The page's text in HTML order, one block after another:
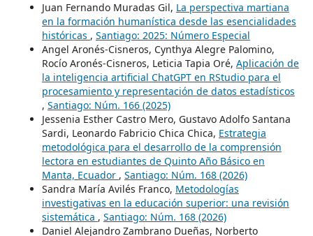
Juan Fernando Muradas Gil, La perspectiva martiana
en la formación humanística desde las esencialidades
históricas , Santiago: 2025: Número Especial
Angel Aronés-Cisneros, Cynthya Alegre Palomino,
Rocío Aronés-Cisneros, Leticia Tapia Oré, Aplicación de
la inteligencia artificial ChatGPT en RStudio para el
procesamiento y representación de datos estadísticos
, Santiago: Núm. 166 (2025)
Jessenia Esther Castro Mero, Gustavo Adolfo Santana
Sardi, Leonardo Fabricio Chica Chica, Estrategia
metodológica para el desarrollo de la comprensión
lectora en estudiantes de Quinto Año Básico en
Manta, Ecuador , Santiago: Núm. 168 (2026)
Sandra María Avilés Franco, Metodologías
investigativas en la educación superior: una revisión
sistemática , Santiago: Núm. 168 (2026)
Daniel Alejandro Zambrano Dueñas, Norberto